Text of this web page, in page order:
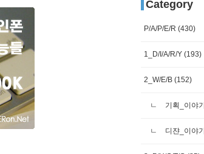
Category
P/A/P/E/R (430)
1_D/I/A/R/Y (193)
2_W/E/B (152)
기획_이야기
디쟌_이야기